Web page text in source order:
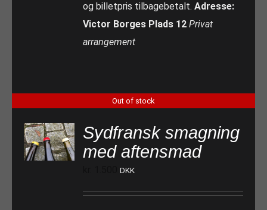
og billetpris tilbagebetalt.Adresse:
Victor Borges Plads 12 Privat
arrangement
Out of stock
Sydfransk smagning
med aftensmad
DKK